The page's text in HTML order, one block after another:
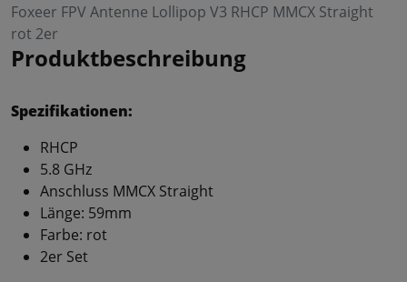
Foxeer FPV Antenne Lollipop V3 RHCP MMCX Straight
rot 2er
Produktbeschreibung
Spezifikationen:
RHCP
5.8 GHz
Anschluss MMCX Straight
Länge: 59mm
Farbe: rot
2er Set